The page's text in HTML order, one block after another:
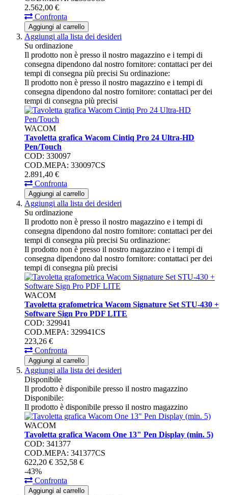
2.562,00 €
Confronta
Aggiungi al carrello
Aggiungi alla lista dei desideri
Su ordinazione
Il prodotto non è presso il nostro magazzino e i tempi di
consegna dipendono dal nostro fornitore: contattaci per dei
tempi di consegna più precisi Su ordinazione:
Il prodotto non è presso il nostro magazzino e i tempi di
consegna dipendono dal nostro fornitore: contattaci per dei
tempi di consegna più precisi
WACOM
Tavoletta grafica Wacom Cintiq Pro 24 Ultra-HD
Pen/Touch
COD: 330097
COD.MEPA: 330097CS
2.891,40 €
Confronta
Aggiungi al carrello
Aggiungi alla lista dei desideri
Su ordinazione
Il prodotto non è presso il nostro magazzino e i tempi di
consegna dipendono dal nostro fornitore: contattaci per dei
tempi di consegna più precisi Su ordinazione:
Il prodotto non è presso il nostro magazzino e i tempi di
consegna dipendono dal nostro fornitore: contattaci per dei
tempi di consegna più precisi
WACOM
Tavoletta grafometrica Wacom Signature Set STU-430 +
Software Sign Pro PDF LITE
COD: 329941
COD.MEPA: 329941CS
223,26 €
Confronta
Aggiungi al carrello
Aggiungi alla lista dei desideri
Disponibile
Il prodotto è disponibile presso il nostro magazzino
Disponibile:
Il prodotto è disponibile presso il nostro magazzino
WACOM
Tavoletta grafica Wacom One 13" Pen Display (min. 5)
COD: 341377
COD.MEPA: 341377CS
622,20 € 352,58 €
-43%
Confronta
Aggiungi al carrello